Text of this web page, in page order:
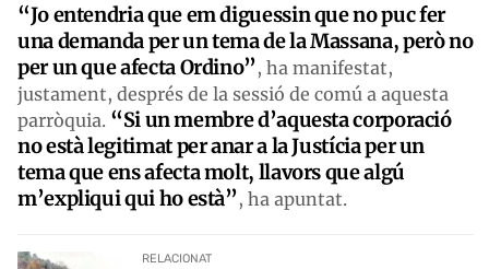
“Jo entendria que em diguessin que no puc fer
una demanda per un tema de la Massana, però no
per un que afecta Ordino”, ha manifestat,
justament, després de la sessió de comú a aquesta
parròquia. “Si un membre d’aquesta corporació
no està legitimat per anar a la Justícia per un
tema que ens afecta molt, llavors que algú
m’expliqui qui ho està”, ha apuntat.
RELACIONAT